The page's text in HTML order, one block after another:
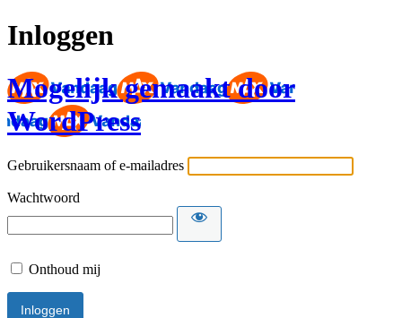
Inloggen
Mogelijk gemaakt door
WordPress
Gebruikersnaam of e-mailadres
Wachtwoord
Onthoud mij